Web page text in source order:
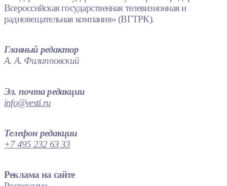
Всероссийская государственная телевизионная и
радиовещательная компания» (ВГТРК).
Главный редактор
А. А. Филипповский
Эл. почта редакции
info@vesti.ru
Телефон редакции
+7 495 232 63 33
Реклама на сайте